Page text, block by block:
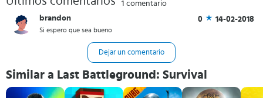
1 comentario
brandon
0 14-02-2018
Si espero que sea bueno
Dejar un comentario
Similar a Last Battleground: Survival